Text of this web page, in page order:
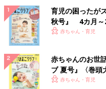
育児の困ったが
秋号』 4カ月～
いっぱい！
赤ちゃん・育児
赤ちゃんのお世
ブ 夏号』〈巻頭
く！ おっぱい・
赤ちゃん・育児